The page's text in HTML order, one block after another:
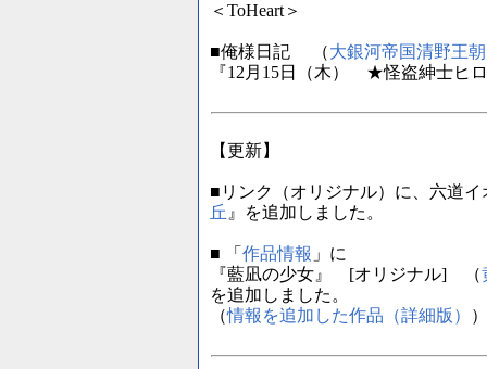
＜ToHeart＞
■俺様日記 （大銀河帝国清野王朝
『12月15日（木） ★怪盗紳士ヒ
【更新】
■リンク（オリジナル）に、六道
丘 』を追加しました。
■ 「 作品情報 」に
『藍凪の少女』 [オリジナル] （
を追加しました。
（情報を追加した作品（詳細版） ）